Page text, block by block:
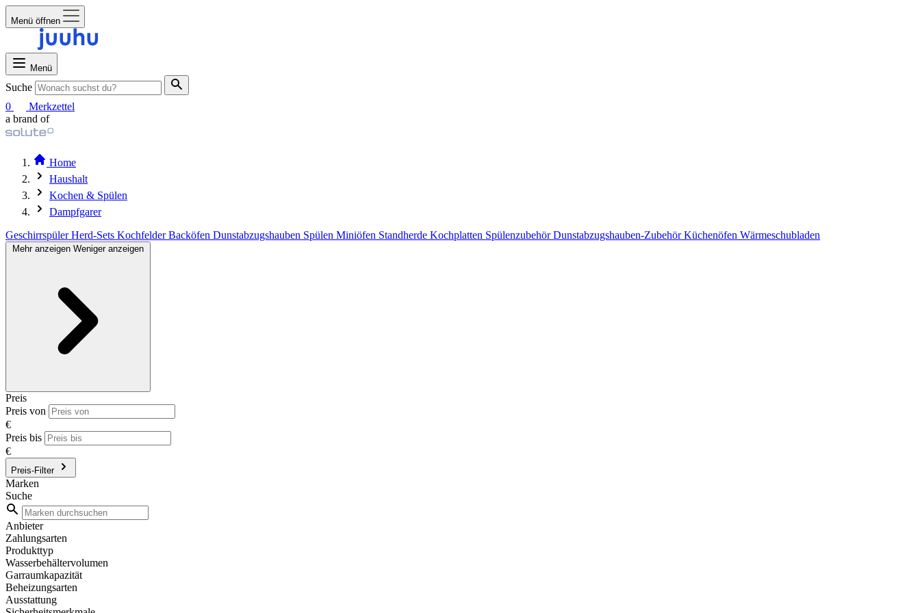
Menü öffnen
Menü
Suche
0
Merkzettel
a brand of
Home
Haushalt
Kochen & Spülen
Dampfgarer
GeschirrspülerHerd-Sets KochfelderBacköfen Dunstabzugshauben Spülen Miniöfen Standherde Kochplatten SpülenzubehörDunstabzugshauben-ZubehörKüchenöfen Wärmeschubladen
Mehr anzeigen Weniger anzeigen
Preis
Preis von
€
Preis bis
€
Preis-Filter
Marken
Suche
Anbieter
Zahlungsarten
Produkttyp
Wasserbehältervolumen
Garraumkapazität
Beheizungsarten
Ausstattung